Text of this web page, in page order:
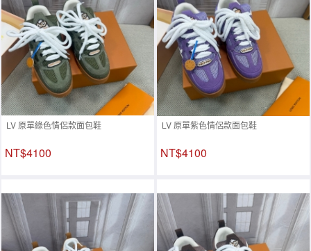
LV 原單綠色情侶款面包鞋
NT$4100
LV 原單紫色情侶款面包鞋
NT$4100